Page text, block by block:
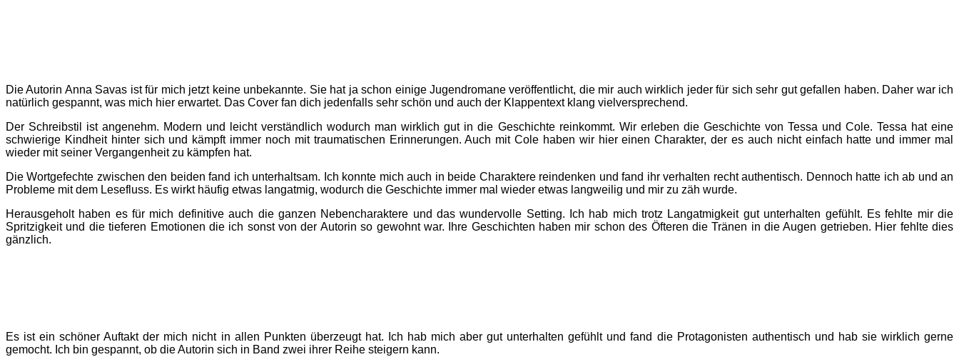
Die Autorin Anna Savas ist für mich jetzt keine unbekannte. Sie hat ja schon einige Jugendromane veröffentlicht, die mir auch wirklich jeder für sich sehr gut gefallen haben. Daher war ich
natürlich gespannt, was mich hier erwartet. Das Cover fan dich jedenfalls sehr schön und auch der Klappentext klang vielversprechend.
Der Schreibstil ist angenehm. Modern und leicht verständlich wodurch man wirklich gut in die Geschichte reinkommt. Wir erleben die Geschichte von Tessa und Cole. Tessa hat eine
schwierige Kindheit hinter sich und kämpft immer noch mit traumatischen Erinnerungen. Auch mit Cole haben wir hier einen Charakter, der es auch nicht einfach hatte und immer mal
wieder mit seiner Vergangenheit zu kämpfen hat.
Die Wortgefechte zwischen den beiden fand ich unterhaltsam. Ich konnte mich auch in beide Charaktere reindenken und fand ihr verhalten recht authentisch. Dennoch hatte ich ab und an
Probleme mit dem Lesefluss. Es wirkt häufig etwas langatmig, wodurch die Geschichte immer mal wieder etwas langweilig und mir zu zäh wurde.
Herausgeholt haben es für mich definitive auch die ganzen Nebencharaktere und das wundervolle Setting. Ich hab mich trotz Langatmigkeit gut unterhalten gefühlt. Es fehlte mir die
Spritzigkeit und die tieferen Emotionen die ich sonst von der Autorin so gewohnt war. Ihre Geschichten haben mir schon des Öfteren die Tränen in die Augen getrieben. Hier fehlte dies
gänzlich.
Es ist ein schöner Auftakt der mich nicht in allen Punkten überzeugt hat. Ich hab mich aber gut unterhalten gefühlt und fand die Protagonisten authentisch und hab sie wirklich gerne
gemocht. Ich bin gespannt, ob die Autorin sich in Band zwei ihrer Reihe steigern kann.